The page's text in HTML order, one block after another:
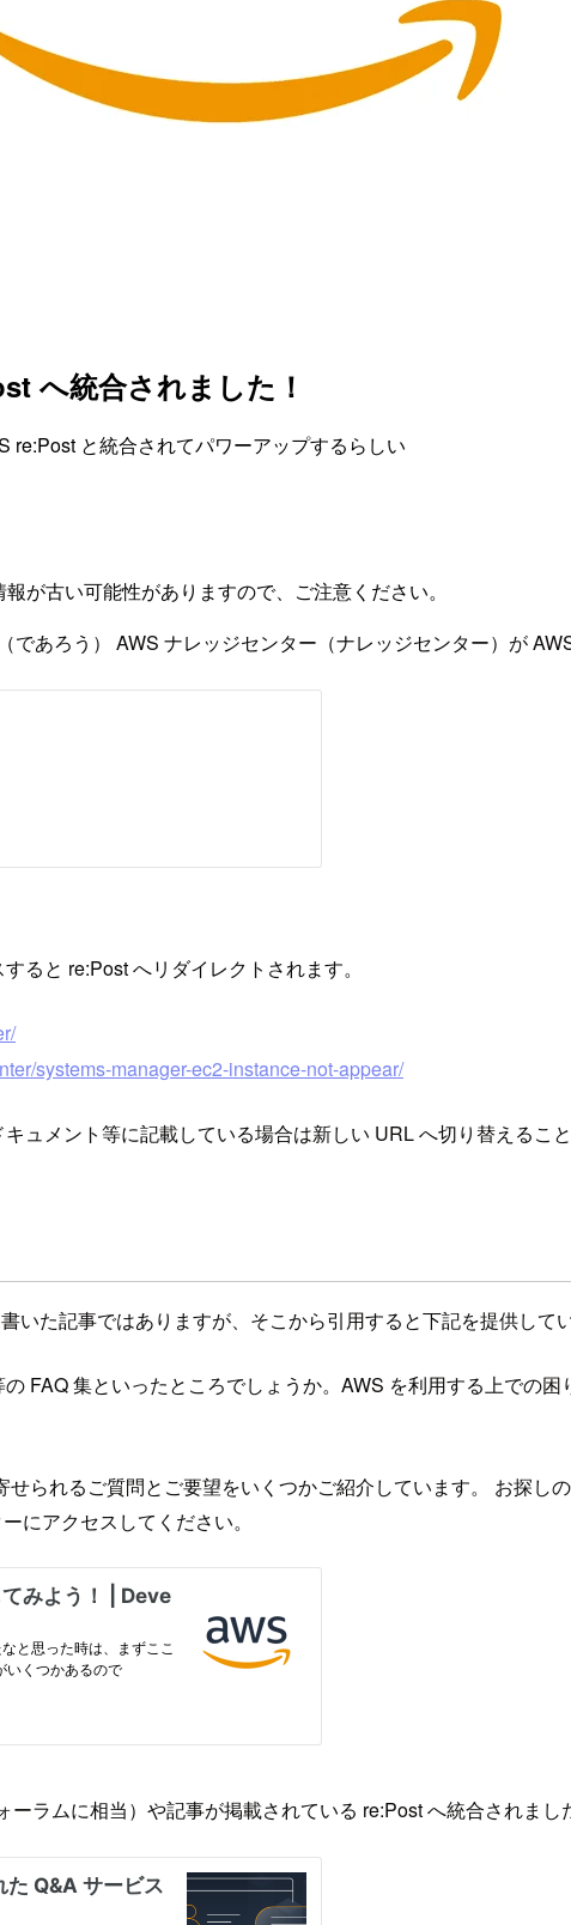
へ統合されました！
re:Post と統合されてパワーアップするらしい
が古い可能性がありますので、ご注意ください。
あろう） AWS ナレッジセンター（ナレッジセンター）が
ると re:Post へリダイレクトされます。
systems-manager-ec2-instance-not-appear/
ュメント等に記載している場合は新しい URL へ切り替えるこ
いた記事ではありますが、そこから引用すると下記を提供して
FAQ 集といったところでしょうか。AWS を利用する上での
られるご質問とご要望をいくつかご紹介しています。 お探し
にアクセスしてください。
ラムに相当）や記事が掲載されている re:Post へ統合されまし